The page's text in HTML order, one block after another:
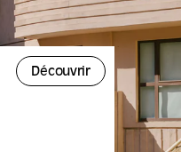
Découvrir